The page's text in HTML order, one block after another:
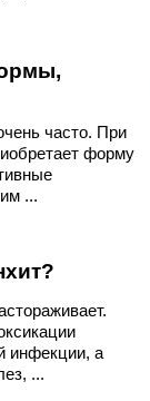
часто. При
форму
...
инфекции, а
...